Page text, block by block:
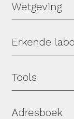
Wetgeving
Erkende
Tools
Adresboek